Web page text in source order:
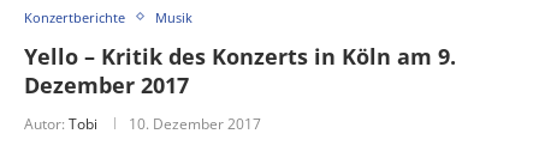
Konzertberichte Musik
Yello – Kritik des Konzerts in Köln am 9.
Dezember 2017
Autor: Tobi 10. Dezember 2017